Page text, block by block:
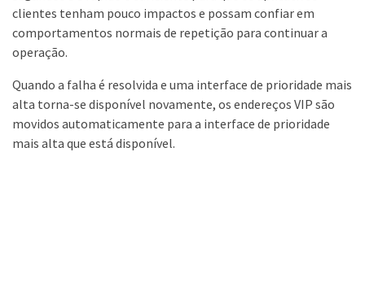
clientes tenham pouco impactos e possam confiar em
comportamentos normais de repetição para continuar a
operação.
Quando a falha é resolvida e uma interface de prioridade mais
alta torna-se disponível novamente, os endereços VIP são
movidos automaticamente para a interface de prioridade
mais alta que está disponível.